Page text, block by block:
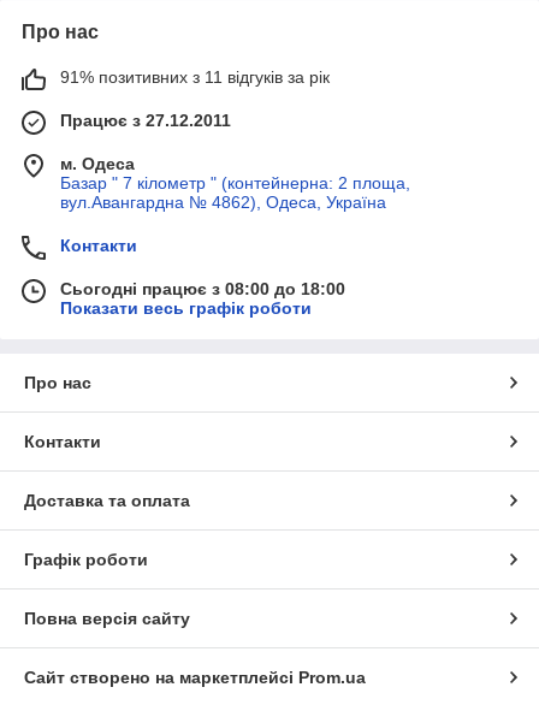
Про нас
91% позитивних з 11 відгуків за рік
Працює з 27.12.2011
м. Одеса
Базар " 7 кілометр " (контейнерна: 2 площа,
вул.Авангардна № 4862), Одеса, Україна
Контакти
Сьогодні працює з 08:00 до 18:00
Показати весь графік роботи
Про нас
Контакти
Доставка та оплата
Графік роботи
Повна версія сайту
Сайт створено на маркетплейсі Prom.ua